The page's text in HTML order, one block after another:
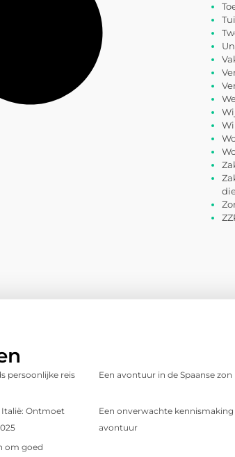
persoonlijke reis Een avontuur in de Spaanse zon
Ontmoet
Een onverwachte
avontuur
om goed